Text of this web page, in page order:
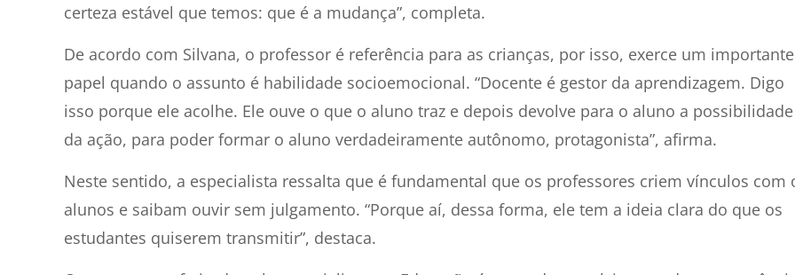
certeza estável que temos: que é a mudança”, completa.
De acordo com Silvana, o professor é referência para as crianças, por isso, exerce um importante
papel quando o assunto é habilidade socioemocional. “Docente é gestor da aprendizagem. Digo
isso porque ele acolhe. Ele ouve o que o aluno traz e depois devolve para o aluno a possibilidade
da ação, para poder formar o aluno verdadeiramente autônomo, protagonista”, afirma.
Neste sentido, a especialista ressalta que é fundamental que os professores criem vínculos com
alunos e saibam ouvir sem julgamento. “Porque aí, dessa forma, ele tem a ideia clara do que os
estudantes quiserem transmitir”, destaca.